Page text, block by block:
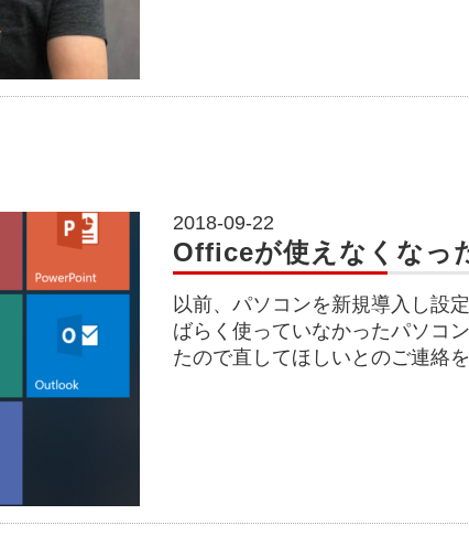
2018-09-22
Officeが使えなくなっ
以前、パソコンを新規導入し設
ばらく使っていなかったパソコ
たので直してほしいとのご連絡